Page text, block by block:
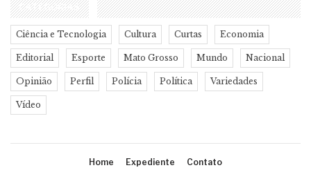
CATEGORIAS
Ciência e Tecnologia Cultura Curtas Economia
Editorial Esporte Mato Grosso Mundo Nacional
Opinião Perfil Polícia Política Variedades
Vídeo
Home Expediente Contato